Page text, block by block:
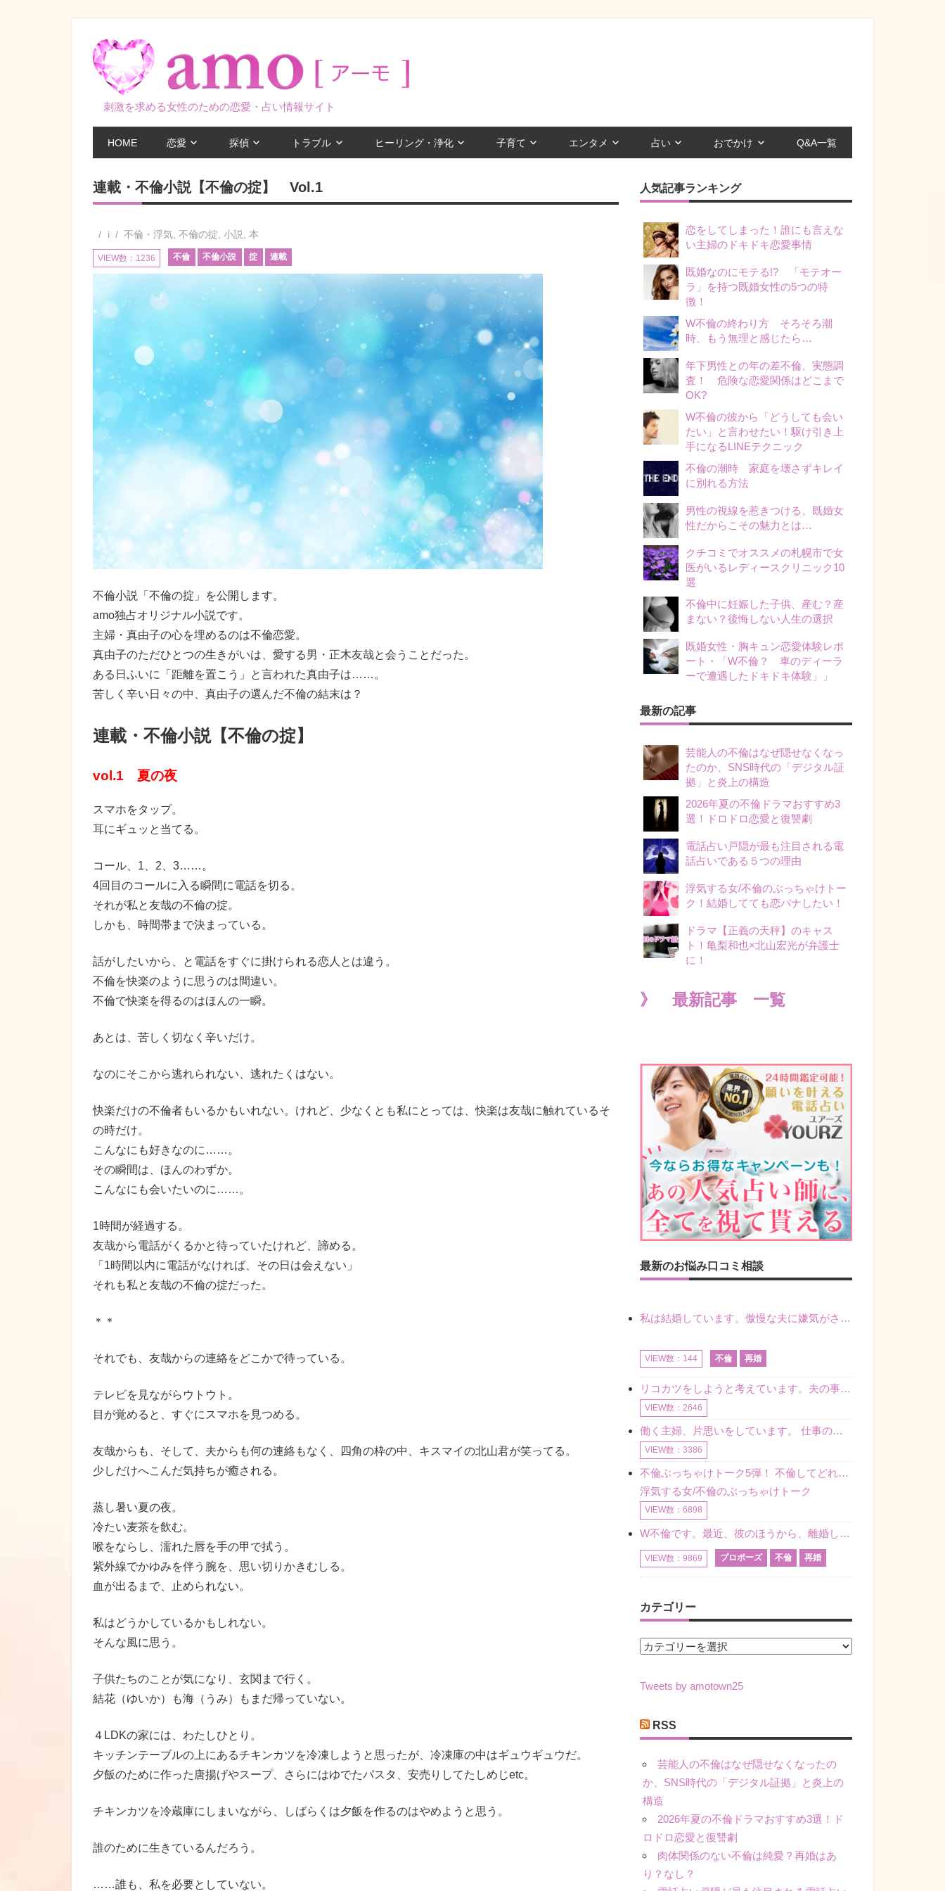
刺激を求める女性のための恋愛・占い情報サイト
HOME 恋愛 探偵 トラブル ヒーリング・浄化 子育て エンタメ 占い おでかけ Q&A一覧
連載・不倫小説【不倫の掟】 Vol.1
i 不倫・浮気,不倫の掟,小説,本
VIEW数：1236 不倫 不倫小説 掟 連載
不倫小説「不倫の掟」を公開します。
amo独占オリジナル小説です。
主婦・真由子の心を埋めるのは不倫恋愛。
真由子のただひとつの生きがいは、愛する男・正木友哉と会うことだった。
ある日ふいに「距離を置こう」と言われた真由子は……。
苦しく辛い日々の中、真由子の選んだ不倫の結末は？
連載・不倫小説【不倫の掟】
vol.1 夏の夜
スマホをタップ。
耳にギュッと当てる。
コール、1、2、3……。
4回目のコールに入る瞬間に電話を切る。
それが私と友哉の不倫の掟。
しかも、時間帯まで決まっている。
話がしたいから、と電話をすぐに掛けられる恋人とは違う。
不倫を快楽のように思うのは間違い。
不倫で快楽を得るのはほんの一瞬。
あとは、苦しく切なく辛いだけ。
なのにそこから逃れられない、逃れたくはない。
快楽だけの不倫者もいるかもいれない。けれど、少なくとも私にとっては、快楽は友哉に触れているそ
の時だけ。
こんなにも好きなのに……。
その瞬間は、ほんのわずか。
こんなにも会いたいのに……。
1時間が経過する。
友哉から電話がくるかと待っていたけれど、諦める。
「1時間以内に電話がなければ、その日は会えない」
それも私と友哉の不倫の掟だった。
＊＊
それでも、友哉からの連絡をどこかで待っている。
テレビを見ながらウトウト。
目が覚めると、すぐにスマホを見つめる。
友哉からも、そして、夫からも何の連絡もなく、四角の枠の中、キスマイの北山君が笑ってる。
少しだけへこんだ気持ちが癒される。
蒸し暑い夏の夜。
冷たい麦茶を飲む。
喉をならし、濡れた唇を手の甲で拭う。
紫外線でかゆみを伴う腕を、思い切りかきむしる。
血が出るまで、止められない。
私はどうかしているかもしれない。
そんな風に思う。
子供たちのことが気になり、玄関まで行く。
結花（ゆいか）も海（うみ）もまだ帰っていない。
４LDKの家には、わたしひとり。
キッチンテーブルの上にあるチキンカツを冷凍しようと思ったが、冷凍庫の中はギュウギュウだ。
夕飯のために作った唐揚げやスープ、さらにはゆでたパスタ、安売りしてたしめじetc。
チキンカツを冷蔵庫にしまいながら、しばらくは夕飯を作るのはやめようと思う。
誰のために生きているんだろう。
……誰も、私を必要としていない。
人気記事ランキング
恋をしてしまった！誰にも言えな
い主婦のドキドキ恋愛事情
既婚なのにモテる!? 「モテオー
ラ」を持つ既婚女性の5つの特
徴！
W不倫の終わり方 そろそろ潮
時、もう無理と感じたら…
年下男性との年の差不倫、実態調
査！ 危険な恋愛関係はどこまで
OK?
W不倫の彼から「どうしても会い
たい」と言わせたい！駆け引き上
手になるLINEテクニック
不倫の潮時 家庭を壊さずキレイ
に別れる方法
男性の視線を惹きつける、既婚女
性だからこその魅力とは…
クチコミでオススメの札幌市で女
医がいるレディースクリニック10
選
不倫中に妊娠した子供、産む？産
まない？後悔しない人生の選択
既婚女性・胸キュン恋愛体験レポ
ート・「W不倫？ 車のディーラ
ーで遭遇したドキドキ体験」」
最新の記事
芸能人の不倫はなぜ隠せなくなっ
たのか、SNS時代の「デジタル証
拠」と炎上の構造
2026年夏の不倫ドラマおすすめ3
選！ドロドロ恋愛と復讐劇
電話占い戸隠が最も注目される電
話占いである５つの理由
浮気する女/不倫のぶっちゃけトー
ク！結婚してても恋バナしたい！
ドラマ【正義の天秤】のキャス
ト！亀梨和也×北山宏光が弁護士
に！
》 最新記事 一覧
最新のお悩み口コミ相談
私は結婚しています。傲慢な夫に嫌気がさし離婚を考えていたときに、彼と出会いました。彼には恋人がいましたが、話をするうちに、夫とのことを相談するようにな
VIEW数：144 不倫 再婚
リコカツをしようと考えています。夫の事からの愛情を全く感じません。子供がいるので、子供が成長するまではと我慢しています。 まず、お金が必要だと考え、仕事の量も増やしました。ところが、夫は働かず、結局は
VIEW数：2646
働く主婦、片思いをしています。 仕事の相談をしていくうちに、彼のことを好きになりました。私には夫も子供もいます。不倫をしているわけでもなく、もちろん、この気持ちは誰にも話していません。 ラインをする関
VIEW数：3386
不倫ぶっちゃけトーク5弾！ 不倫してどれくらい？ 不倫のあれこれを、なんでもどうぞ♪♪
浮気する女/不倫のぶっちゃけトーク
VIEW数：6898
W不倫です。最近、彼のほうから、離婚して再婚しよう、と言ってきました。ハッキリいうと、そこまでは考えていませんでした。彼を好きな気持ちはあるし、彼なしの生活は考えられません。だけど、離婚して再婚すると
VIEW数：9869 プロポーズ 不倫 再婚
カテゴリー
カ
ゴ
ー
Tweets by amotown25
RSS
芸能人の不倫はなぜ隠せなくなったの
か、SNS時代の「デジタル証拠」と炎上の
構造
2026年夏の不倫ドラマおすすめ3選！ド
ロドロ恋愛と復讐劇
肉体関係のない不倫は純愛？再婚はあ
り？なし？